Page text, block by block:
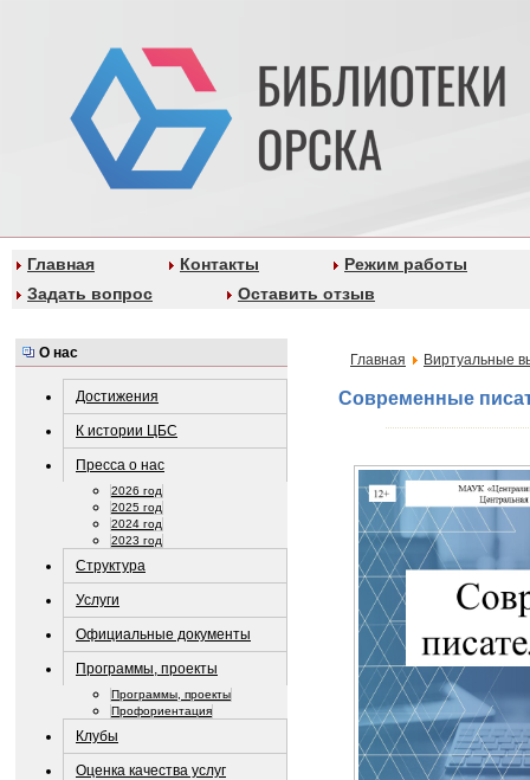
Главная Контакты
Режим работы
Задать вопрос
Оставить отзыв
О нас
Достижения
К истории ЦБС
Пресса о нас
2026 год
2025 год
2024 год
2023 год
Структура
Услуги
Официальные документы
Программы, проекты
Программы, проекты
Профориентация
Клубы
Оценка качества услуг
Главная Виртуальные
Современные